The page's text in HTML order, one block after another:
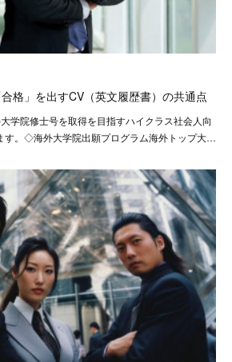
格」を出すCV（英文履歴書）の共通点
学院修士号を取得を目指すハイクラス社会人向
す。◇海外大学院出願プログラム海外トップ大…